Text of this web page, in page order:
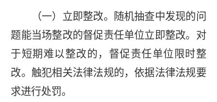
（一）立即整改。随机抽查中发现的问
题能当场整改的督促责任单位立即整改。对
于短期难以整改的，督促责任单位限时整
改。触犯相关法律法规的，依据法律法规要
求进行处罚。